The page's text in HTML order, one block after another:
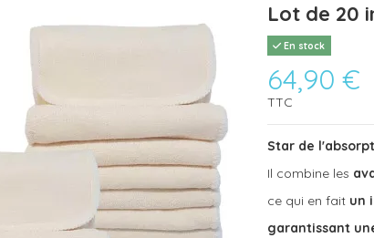
Lot de 20
En stock
64,90 €
TTC
Star de
Il combine les
ce qui en fait un
garantissant